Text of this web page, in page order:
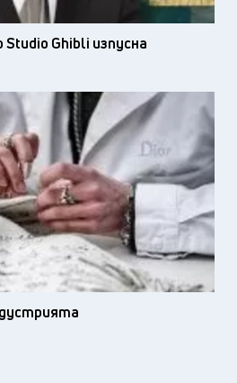
Ghibli изпусна